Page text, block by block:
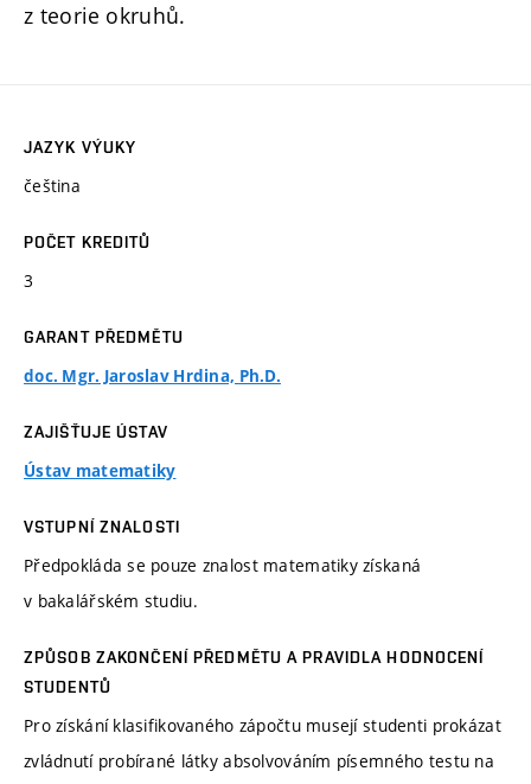
z teorie okruhů.
JAZYK VÝUKY
čeština
POČET KREDITŮ
3
GARANT PŘEDMĚTU
doc. Mgr. Jaroslav Hrdina, Ph.D.
ZAJIŠŤUJE ÚSTAV
Ústav matematiky
VSTUPNÍ ZNALOSTI
Předpokláda se pouze znalost matematiky získaná
v bakalářském studiu.
ZPŮSOB ZAKONČENÍ PŘEDMĚTU A PRAVIDLA HODNOCENÍ
STUDENTŮ
Pro získání klasifikovaného zápočtu musejí studenti prokázat
zvládnutí probírané látky absolvováním písemného testu na